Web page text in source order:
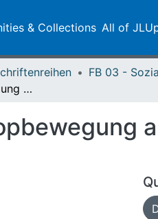
& Collections All of
Die Agitpropbewegung als Teil der Arbeiterkultur der Weimarer Republik